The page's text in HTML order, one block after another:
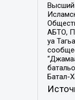
Высший
АБТО,
уа
Батал-